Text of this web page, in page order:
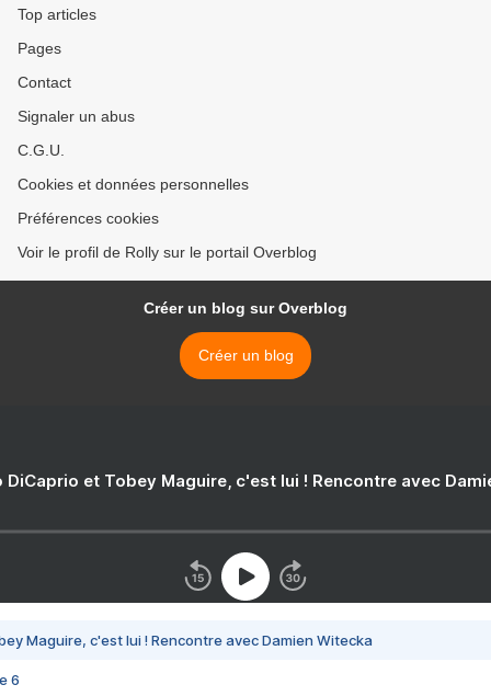
Top articles
Pages
Contact
Signaler un abus
C.G.U.
Cookies et données personnelles
Préférences cookies
Voir le profil de Rolly sur le portail Overblog
Créer un blog sur Overblog
Créer un blog
DiCaprio et Tobey Maguire, c'est lui ! Rencontre avec
Maguire, c'est lui ! Rencontre avec Damien Witecka
6